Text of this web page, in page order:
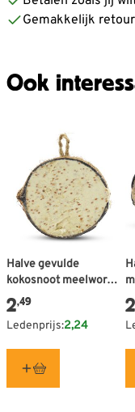
Gemakkelijk
Ook
Halve gevulde
kokosnoot meelworm-
insecten
2,49
Ledenprijs:2,24
2